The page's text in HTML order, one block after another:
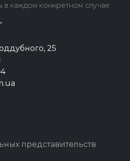
в каждом конкретном случае.
25
представительств